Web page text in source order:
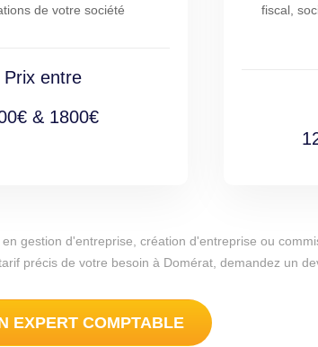
de votre société
Prix entre
& 1800€
fiscal,
gestion d'entreprise, création d'entreprise ou
précis de votre besoin à Domérat, demandez un
EXPERT COMPTABLE